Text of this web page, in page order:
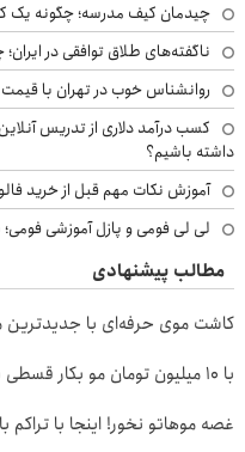
چیدمان کیف مدرسه؛ چگونه یک
ناگفته‌های طلاق توافقی در
روانشناس خوب در تهران با
کسب درآمد دلاری از تدریس
داشته باشیم؟
آموزش نکات مهم قبل از خرید
لی لی فومی و پازل آموزشی
مطالب پیشنهادی
کاشت موی حرفه‌ای با جدیدترین
با 10 میلیون تومان مو بکار قسطی پرداختش کن😍
غصه موهاتو نخور! اینجا با